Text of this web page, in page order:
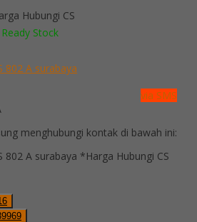
Hubungi CS
Ready Stock
via SMS
menghubungi kontak di bawah ini:
*Harga Hubungi CS